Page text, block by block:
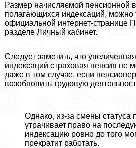
Размер начисляемой пенсионной
полагающихся индексаций, можно
официальной интернет-странице
разделе Личный кабинет.
Следует заметить, что
индексаций страховая пенсия не
даже в том случае, если
возобновить трудовую
Однако, из-за смены статуса
утрачивает право на
индексацию ровно до того
прекратит работать.